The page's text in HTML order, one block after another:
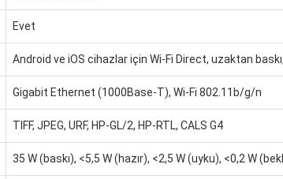
Evet
Android ve iOS cihazlar için Wi-Fi Direct, uzaktan
Gigabit Ethernet (1000Base-T), Wi-Fi 802.11b/g/n
TIFF, JPEG, URF, HP-GL/2, HP-RTL, CALS G4
35 W (baskı), <5,5 W (hazır), <2,5 W (uyku), <0,2 W